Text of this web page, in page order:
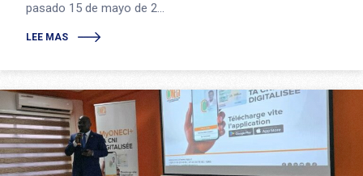
pasado 15 de mayo de 2...
LEE MAS